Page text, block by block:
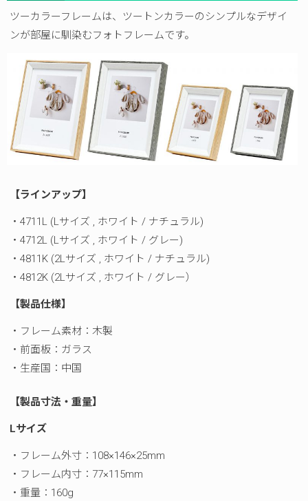
ツーカラーフレームは、ツートンカラーのシンプルなデザイ
ンが部屋に馴染むフォトフレームです。
【ラインアップ】
・4711L (Lサイズ , ホワイト / ナチュラル)
・4712L (Lサイズ , ホワイト / グレー)
・4811K (2Lサイズ , ホワイト / ナチュラル)
・4812K (2Lサイズ , ホワイト / グレー）
【製品仕様】
・フレーム素材：木製
・前面板：ガラス
・生産国：中国
【製品寸法・重量】
Lサイズ
・フレーム外寸：108×146×25mm
・フレーム内寸：77×115mm
・重量：160g